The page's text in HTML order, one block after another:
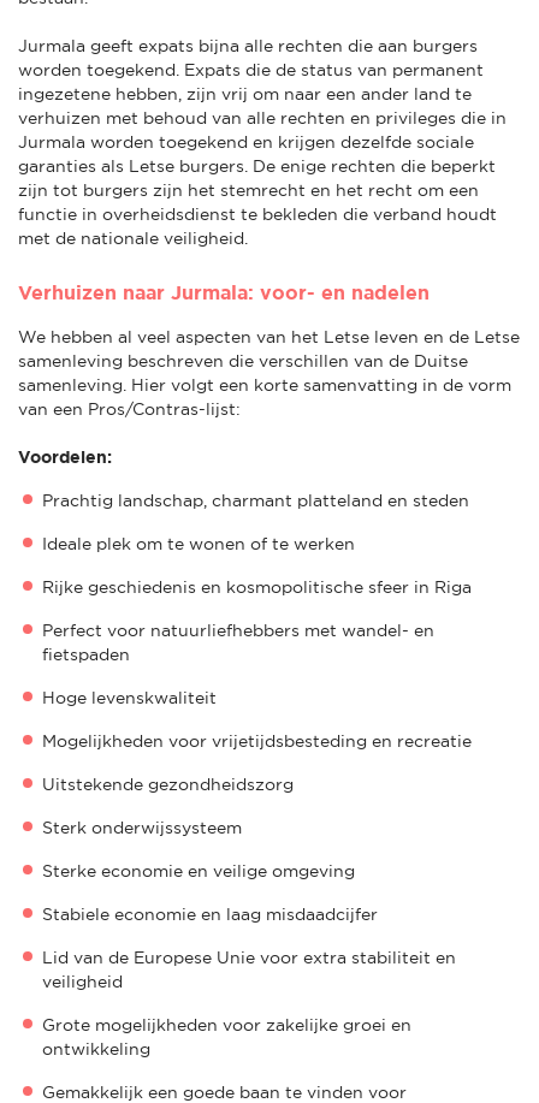
Jurmala geeft expats bijna alle rechten die aan burgers
worden toegekend. Expats die de status van permanent
ingezetene hebben, zijn vrij om naar een ander land te
verhuizen met behoud van alle rechten en privileges die in
Jurmala worden toegekend en krijgen dezelfde sociale
garanties als Letse burgers. De enige rechten die beperkt
zijn tot burgers zijn het stemrecht en het recht om een
functie in overheidsdienst te bekleden die verband houdt
met de nationale veiligheid.
Verhuizen naar Jurmala: voor- en nadelen
We hebben al veel aspecten van het Letse leven en de Letse
samenleving beschreven die verschillen van de Duitse
samenleving. Hier volgt een korte samenvatting in de vorm
van een Pros/Contras-lijst:
Voordelen:
Prachtig landschap, charmant platteland en steden
Ideale plek om te wonen of te werken
Rijke geschiedenis en kosmopolitische sfeer in Riga
Perfect voor natuurliefhebbers met wandel- en
fietspaden
Hoge levenskwaliteit
Mogelijkheden voor vrijetijdsbesteding en recreatie
Uitstekende gezondheidszorg
Sterk onderwijssysteem
Sterke economie en veilige omgeving
Stabiele economie en laag misdaadcijfer
Lid van de Europese Unie voor extra stabiliteit en
veiligheid
Grote mogelijkheden voor zakelijke groei en
ontwikkeling
Gemakkelijk een goede baan te vinden voor